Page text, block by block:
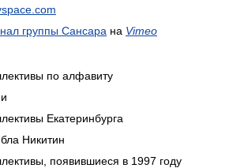
группы Сансара на Vimeo
по алфавиту
Екатеринбурга
Никитин
появившиеся в 1997 году